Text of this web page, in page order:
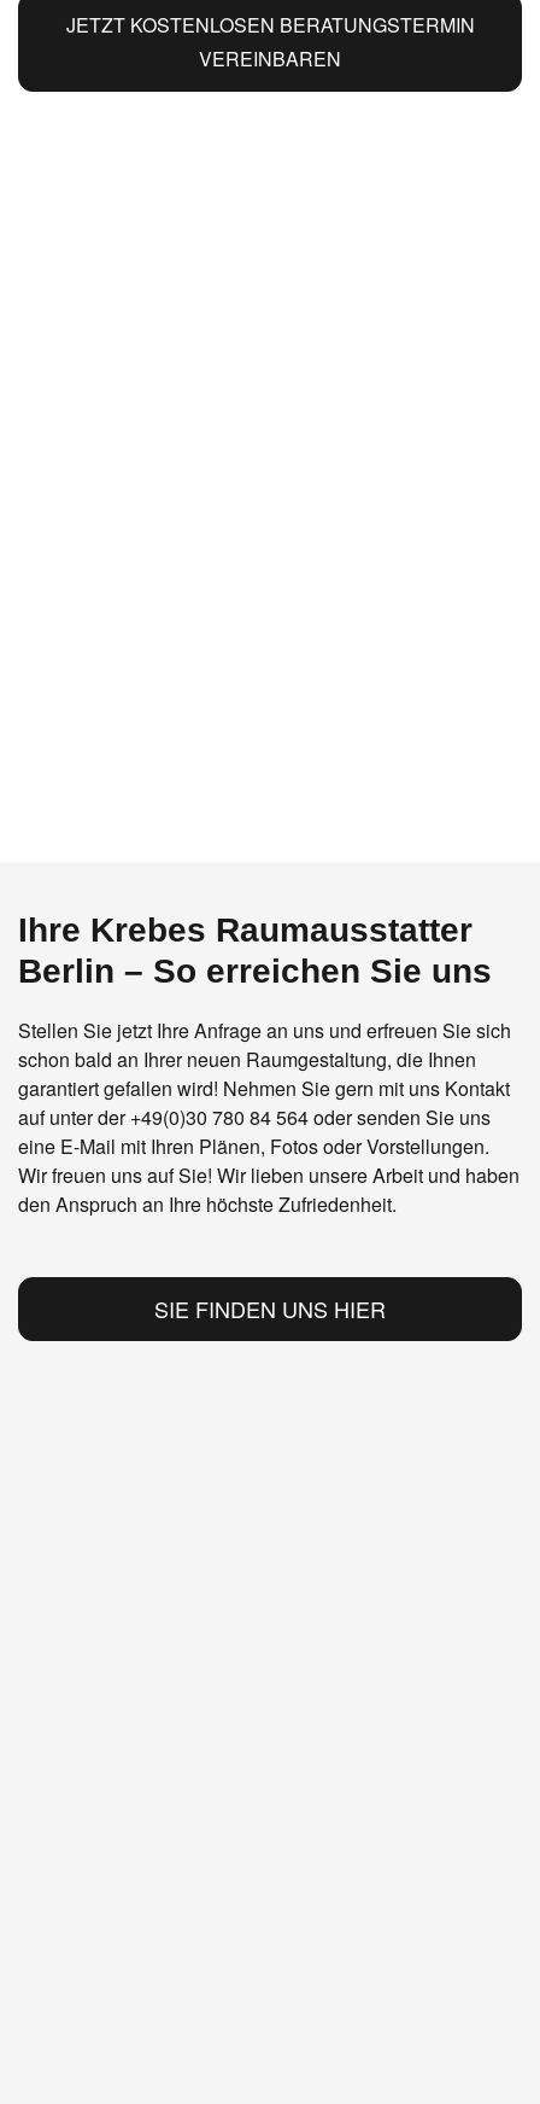
JETZT KOSTENLOSEN BERATUNGSTERMIN
VEREINBAREN
Ihre Krebes Raumausstatter
Berlin – So erreichen Sie uns
Stellen Sie jetzt Ihre Anfrage an uns und erfreuen Sie sich
schon bald an Ihrer neuen Raumgestaltung, die Ihnen
garantiert gefallen wird! Nehmen Sie gern mit uns Kontakt
auf unter der+49(0)30 780 84 564oder senden Sie uns
eine E-Mail mit Ihren Plänen, Fotos oder Vorstellungen.
Wir freuen uns auf Sie! Wir lieben unsere Arbeit und haben
den Anspruch an Ihre höchste Zufriedenheit.
SIE FINDEN UNS HIER